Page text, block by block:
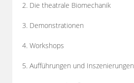
2. Die theatrale Biomechanik
3. Demonstrationen
4. Workshops
5. Aufführungen und Inszenierungen